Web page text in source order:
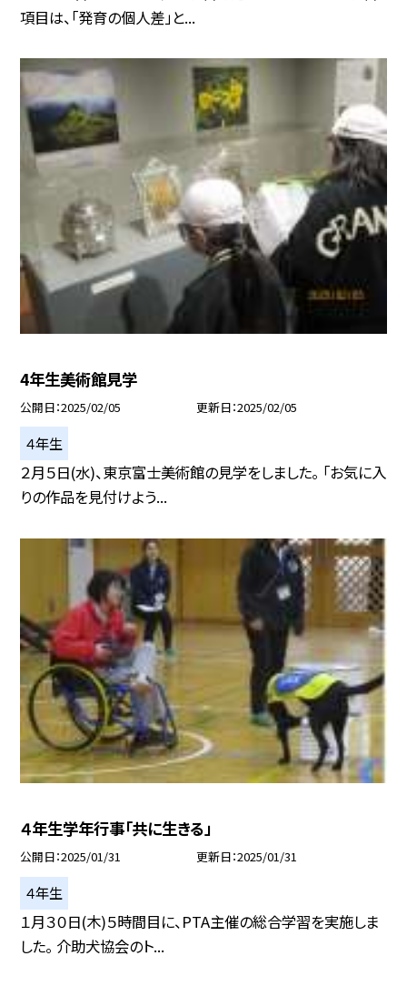
項目は、「発育の個人差」と...
4年生美術館見学
公開日 2025/02/05 更新日 2025/02/05
４年生
２月５日(水)、東京富士美術館の見学をしました。 「お気に入
りの作品を見付けよう...
４年生学年行事「共に生きる」
公開日 2025/01/31 更新日 2025/01/31
４年生
１月３０日(木)５時間目に、PTA主催の総合学習を実施しま
した。 介助犬協会のト...